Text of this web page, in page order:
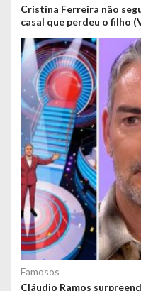
Cristina Ferreira não
casal que perdeu o filho
Famosos
Cláudio Ramos